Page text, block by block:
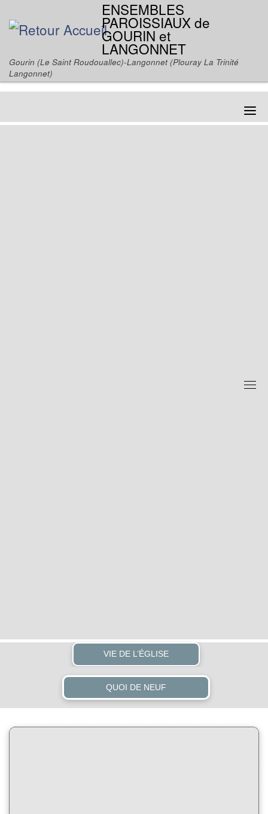
Passer au contenu ENSEMBLES
PAROISSIAUX de
GOURIN et
LANGONNET
Gourin (Le Saint Roudouallec)-Langonnet (Plouray La Trinité
Langonnet)
VIE DE L’ÉGLISE
QUOI DE NEUF